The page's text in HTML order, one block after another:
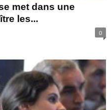
met dans une
les...
0